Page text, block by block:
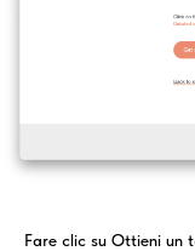
Fare clic su Ottieni un